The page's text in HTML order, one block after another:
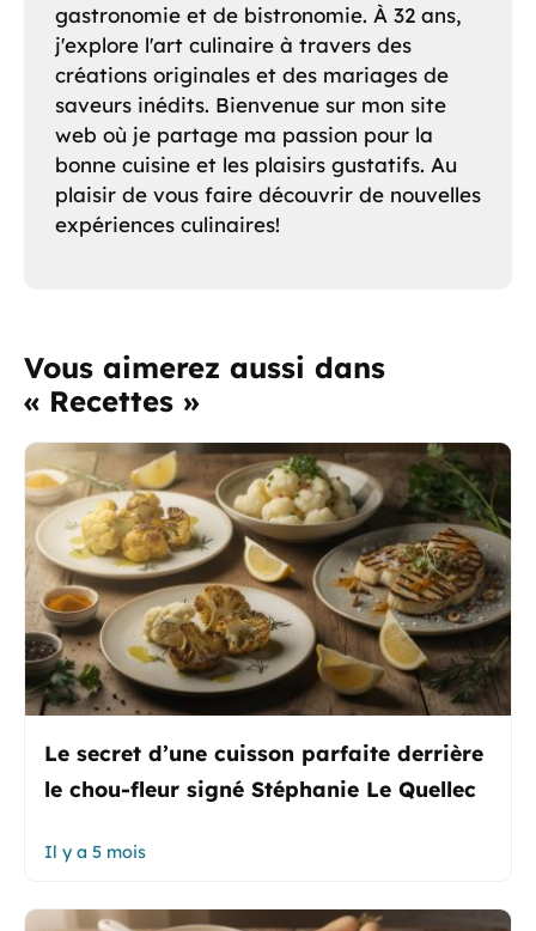
gastronomie et de bistronomie. À 32 ans,
j'explore l'art culinaire à travers des
créations originales et des mariages de
saveurs inédits. Bienvenue sur mon site
web où je partage ma passion pour la
bonne cuisine et les plaisirs gustatifs. Au
plaisir de vous faire découvrir de nouvelles
expériences culinaires!
Vous aimerez aussi dans
« Recettes »
Le secret d’une cuisson parfaite derrière
le chou-fleur signé Stéphanie Le Quellec
Il y a 5 mois